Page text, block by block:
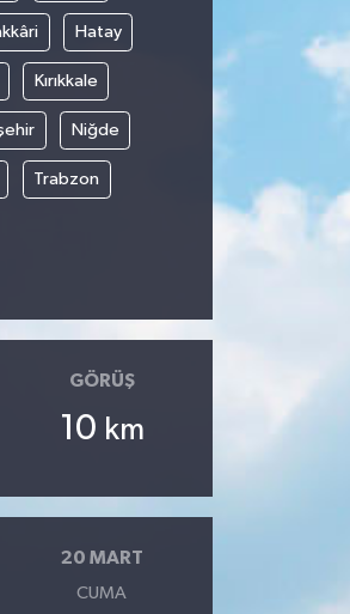
Hatay
Kırıkkale
Niğde
Trabzon
GÖRÜŞ
10 km
20 MART
CUMA